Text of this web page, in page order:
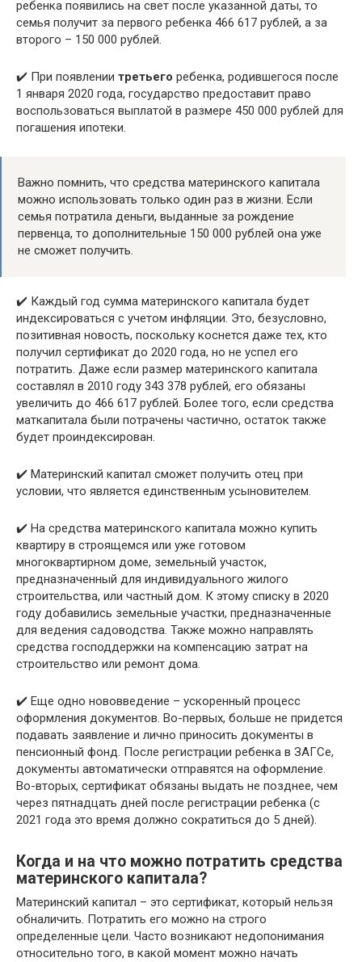
ребенка появились на свет после указанной даты, то
семья получит за первого ребенка 466 617 рублей, а за
второго – 150 000 рублей.
✔️ При появлении третьего ребенка, родившегося после
1 января 2020 года, государство предоставит право
воспользоваться выплатой в размере 450 000 рублей для
погашения ипотеки.
Важно помнить, что средства материнского капитала
можно использовать только один раз в жизни. Если
семья потратила деньги, выданные за рождение
первенца, то дополнительные 150 000 рублей она уже
не сможет получить.
✔️ Каждый год сумма материнского капитала будет
индексироваться с учетом инфляции. Это, безусловно,
позитивная новость, поскольку коснется даже тех, кто
получил сертификат до 2020 года, но не успел его
потратить. Даже если размер материнского капитала
составлял в 2010 году 343 378 рублей, его обязаны
увеличить до 466 617 рублей. Более того, если средства
маткапитала были потрачены частично, остаток также
будет проиндексирован.
✔️ Материнский капитал сможет получить отец при
условии, что является единственным усыновителем.
✔️ На средства материнского капитала можно купить
квартиру в строящемся или уже готовом
многоквартирном доме, земельный участок,
предназначенный для индивидуального жилого
строительства, или частный дом. К этому списку в 2020
году добавились земельные участки, предназначенные
для ведения садоводства. Также можно направлять
средства господдержки на компенсацию затрат на
строительство или ремонт дома.
✔️ Еще одно нововведение – ускоренный процесс
оформления документов. Во-первых, больше не придется
подавать заявление и лично приносить документы в
пенсионный фонд. После регистрации ребенка в ЗАГСе,
документы автоматически отправятся на оформление.
Во-вторых, сертификат обязаны выдать не позднее, чем
через пятнадцать дней после регистрации ребенка (с
2021 года это время должно сократиться до 5 дней).
Когда и на что можно потратить средства
материнского капитала?
Материнский капитал – это сертификат, который нельзя
обналичить. Потратить его можно на строго
определенные цели. Часто возникают недопонимания
относительно того, в какой момент можно начать